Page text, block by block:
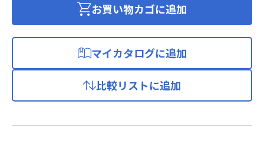
ー
ラ
お買い物カゴに追加
マイカタログに追加
比較リストに追加